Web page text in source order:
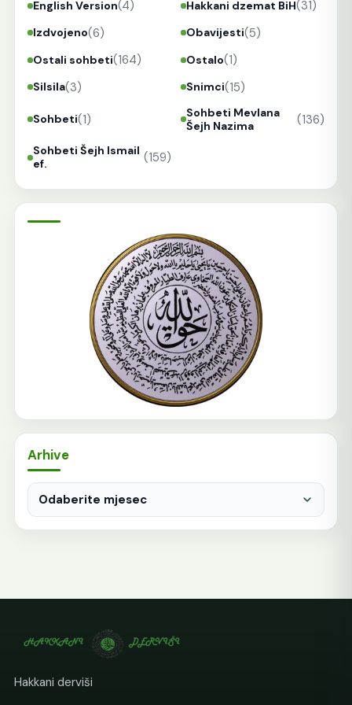
English Version(4) Hakkani dzemat BiH(31)
Izdvojeno(6) Obavijesti(5)
Ostali sohbeti(164) Ostalo(1)
Silsila(3) Snimci(15)
Sohbeti(1)
Sohbeti Mevlana
Šejh Nazima
(136)
Sohbeti Šejh Ismail
ef.
(159)
Arhive
Arhive
Hakkani derviši